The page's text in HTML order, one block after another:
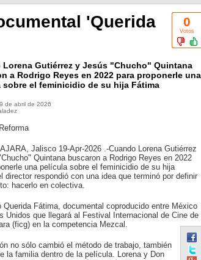
0
Votos
'Querida
Lorena Gutiérrez y Jesús "Chucho" Quintana
a Rodrigo Reyes en 2022 para proponerle una
sobre el feminicidio de su hija Fátima
de abril de 2026
Jalisco 19-Apr-2026 .-Cuando Lorena Gutiérrez
Quintana buscaron a Rodrigo Reyes en 2022
una película sobre el feminicidio de su hija
director respondió con una idea que terminó por definir
hacerlo en colectiva.
Querida Fátima, documental coproducido entre México
Unidos que llegará al Festival Internacional de Cine de
(ficg) en la competencia Mezcal.
no sólo cambió el método de trabajo, también
la familia dentro de la película. Lorena y Don